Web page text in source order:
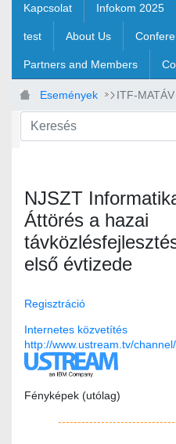
Kapcsolat Infokom 2025
test About Us
Partners and Members
Események ITF-MATÁV
NJSZT
Áttörés a hazai
első évtizede
Regisztráció
Internetes közvetítés
http://www.ustream.tv/
Fényképek (utólag)